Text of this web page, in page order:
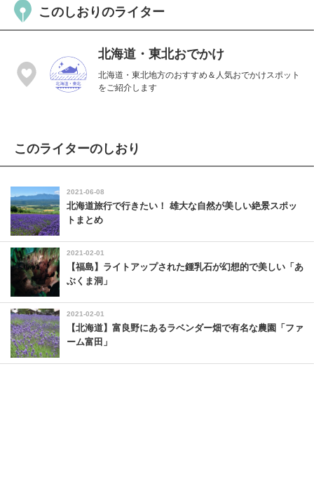
このしおりのライター
北海道・東北おでかけ
北海道・東北地方のおすすめ＆人気おでかけスポット
をご紹介します
このライターのしおり
2021-06-08
北海道旅行で行きたい！ 雄大な自然が美しい絶景スポッ
トまとめ
2021-02-01
【福島】ライトアップされた鍾乳石が幻想的で美しい「あ
ぶくま洞」
2021-02-01
【北海道】富良野にあるラベンダー畑で有名な農園「ファ
ーム富田」